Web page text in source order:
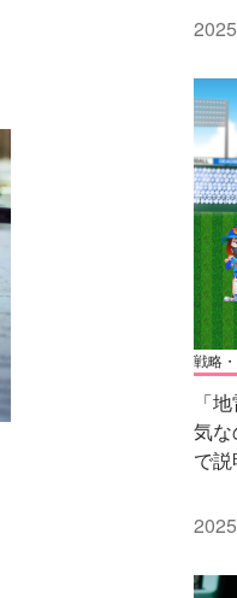
戦略
「
気
で説